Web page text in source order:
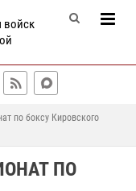
войск
по боксу Кировского
ПО